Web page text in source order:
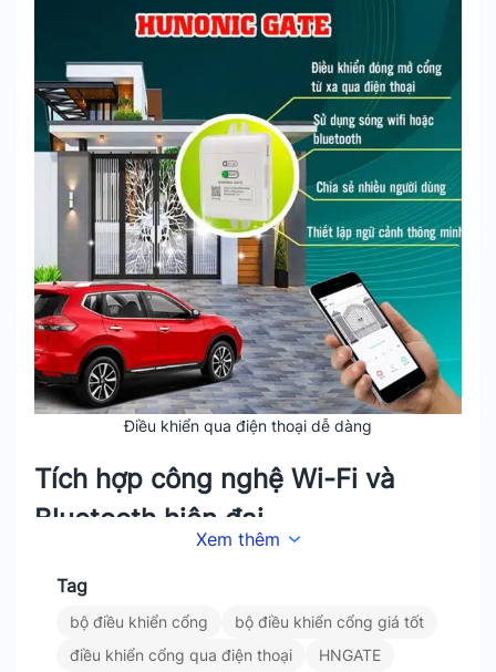
Điều khiển qua điện thoại dễ dàng
Tích hợp công nghệ Wi-Fi và
Bluetooth hiện đại
Sản phẩm hỗ trợ cả hai chuẩn kết nối phổ biến là
Wi-Fi và Bluetooth. Giúp đảm bảo khả năng kết
nối ổn định và linh hoạt. Bạn có thể điều khiển
cổng thông qua ứng dụng điện thoại mà không
Xem thêm
Tag
bộ điều khiển cổng
bộ điều khiển cổng giá tốt
điều khiển cổng qua điện thoại
HNGATE